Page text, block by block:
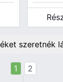
szeretnék
1 2